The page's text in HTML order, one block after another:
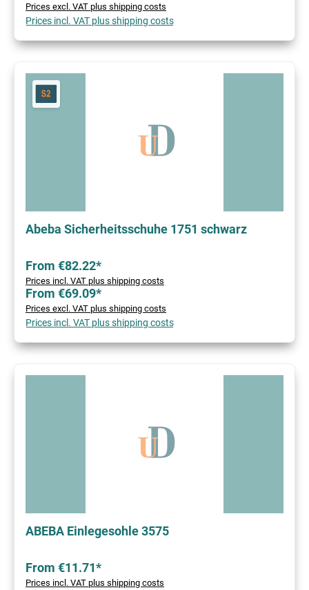
Prices excl. VAT plus shipping costs
Prices incl. VAT plus shipping costs
Abeba Sicherheitsschuhe 1751 schwarz
From €82.22*
Prices incl. VAT plus shipping costs
From €69.09*
Prices excl. VAT plus shipping costs
Prices incl. VAT plus shipping costs
ABEBA Einlegesohle 3575
From €11.71*
Prices incl. VAT plus shipping costs